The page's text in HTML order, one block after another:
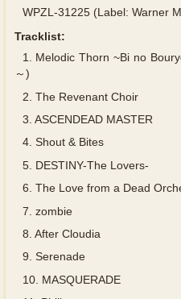
WPZL-31225 (Label: Warner
Tracklist:
1.
Melodic Thorn ~Bi no
～)
2. The Revenant Choir
3. ASCENDEAD MASTER
4. Shout & Bites
5. DESTINY-The Lovers-
6. The Love from a Dead
7. zombie
8. After Cloudia
9. Serenade
10. MASQUERADE